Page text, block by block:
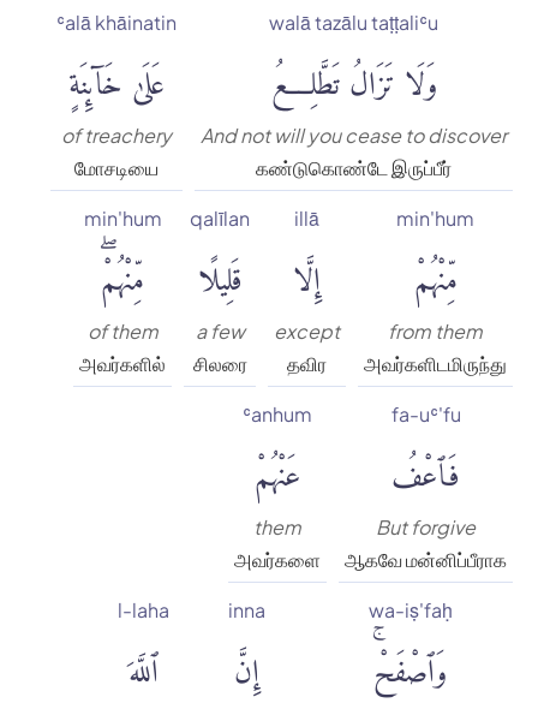
walā tazālu taṭṭaliʿu
وَلَا تَزَالُ تَطَّلِعُ
And not will you cease to discover
கண்டுகொண்டே இருப்பீர்
ʿalā khāinatin
عَلَىٰ خَآئِنَةٍ
of treachery
மோசடியை
min'hum
مِّنْهُمْ
from them
அவர்களிடமிருந்து
illā
إِلَّا
except
தவிர
qalīlan
قَلِيلًا
a few
சிலரை
min'hum
مِّنْهُمْۖ
of them
அவர்களில்
fa-uʿ'fu
فَٱعْفُ
But forgive
ஆகவே மன்னிப்பீராக
ʿanhum
عَنْهُمْ
them
அவர்களை
wa-iṣ'faḥ
وَٱصْفَحْۚ
inna
إِنَّ
l-laha
ٱللَّهَ